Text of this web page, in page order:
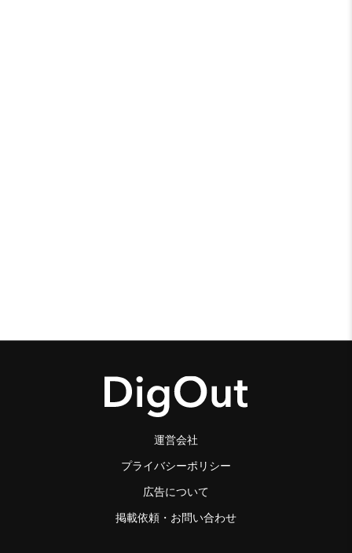
運営会社
プライバシーポリシー
広告について
掲載依頼・お問い合わせ